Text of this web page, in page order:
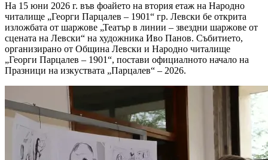
На 15 юни 2026 г. във фоайето на втория етаж на Народно
читалище „Георги Парцалев – 1901“ гр. Левски бе открита
изложбата от шаржове „Театър в линии – звездни шаржове от
сцената на Левски“ на художника Иво Панов. Събитието,
организирано от Община Левски и Народно читалище
„Георги Парцалев – 1901“, постави официалното начало на
Празници на изкуствата „Парцалев“ – 2026.